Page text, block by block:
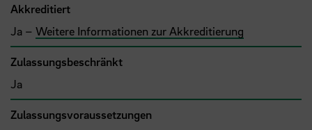
Akkreditiert
Ja – Weitere Informationen zur Akkreditierung
Zulassungsbeschränkt
Ja
Zulassungsvoraussetzungen